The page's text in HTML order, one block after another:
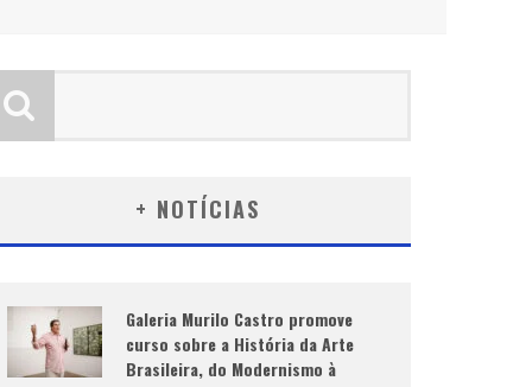
+ NOTÍCIAS
Galeria Murilo Castro promove
curso sobre a História da Arte
Brasileira, do Modernismo à